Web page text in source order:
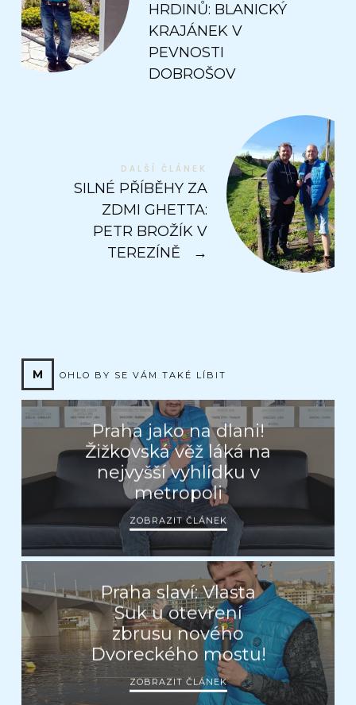
HRDINŮ: BLANICKÝ
KRAJÁNEK V
PEVNOSTI
DOBROŠOV
DALŠÍ ČLÁNEK
SILNÉ PŘÍBĚHY ZA
ZDMI GHETTA:
PETR BROŽÍK V
TEREZÍNĚ
→
M OHLO BY SE VÁM TAKÉ LÍBIT
Praha jako na dlani!
Žižkovská věž láká na
nejvyšší vyhlídku v
metropoli
ZOBRAZIT ČLÁNEK
Praha slaví: Vlasta
Suk u otevření
zbrusu nového
Dvoreckého mostu!
ZOBRAZIT ČLÁNEK